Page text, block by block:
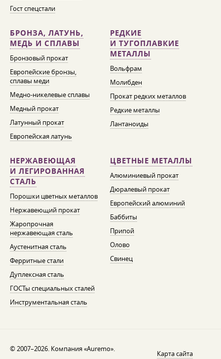
Гост спецстали
БРОНЗА, ЛАТУНЬ,
МЕДЬ И СПЛАВЫ
Бронзовый прокат
Европейские бронзы,
сплавы меди
Медно-никелевые сплавы
Медный прокат
Латунный прокат
Европейская латунь
РЕДКИЕ
И ТУГОПЛАВКИЕ
МЕТАЛЛЫ
Вольфрам
Молибден
Прокат редких металлов
Редкие металлы
Лантаноиды
НЕРЖАВЕЮЩАЯ
И ЛЕГИРОВАННАЯ
СТАЛЬ
Порошки цветных металлов
Нержавеющий прокат
Жаропрочная
нержавеющая сталь
Аустенитная сталь
Ферритные стали
Дуплексная сталь
ГОСТы специальных сталей
Инструментальная сталь
ЦВЕТНЫЕ МЕТАЛЛЫ
Алюминиевый прокат
Дюралевый прокат
Европейский алюминий
Баббиты
Припой
Олово
Свинец
© 2007–2026. Компания «Auremo».
Карта сайта